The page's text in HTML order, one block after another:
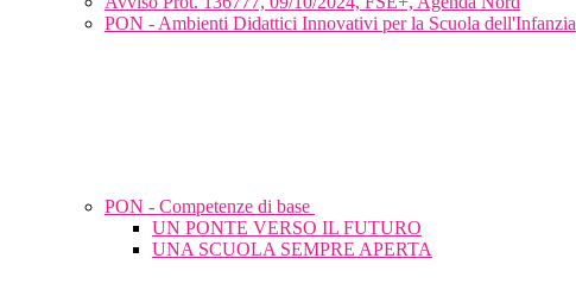
PON - Ambienti Didattici Innovativi per la Scuola dell'Infanzia
PON - Competenze di base
UN PONTE VERSO IL FUTURO
UNA SCUOLA SEMPRE APERTA